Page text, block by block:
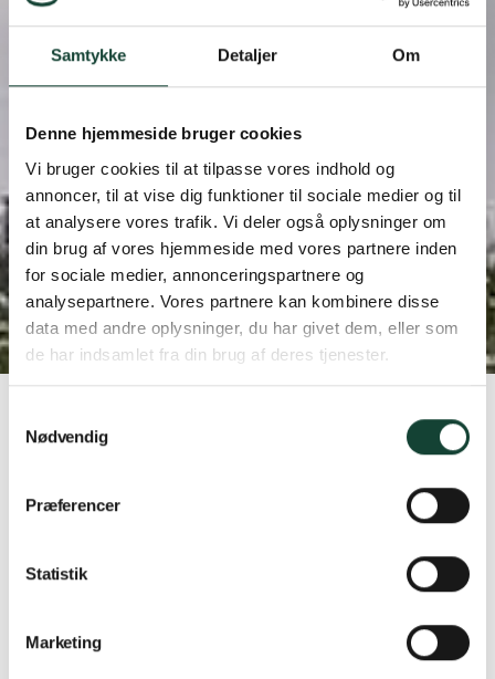
Samtykke Detaljer Om
Denne hjemmeside bruger cookies
Vi bruger cookies til at tilpasse vores indhold og
annoncer, til at vise dig funktioner til sociale medier og til
at analysere vores trafik. Vi deler også oplysninger om
din brug af vores hjemmeside med vores partnere inden
for sociale medier, annonceringspartnere og
analysepartnere. Vores partnere kan kombinere disse
data med andre oplysninger, du har givet dem, eller som
de har indsamlet fra din brug af deres tjenester.
Nødvendig
Præferencer
Statistik
Marketing
Referencer
Et udvalg af vores referencer. Filtre, søg eller lad dig
blot inspirere.
Filters